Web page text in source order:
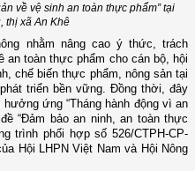
về vệ sinh an toàn thực phẩm” tại
thị xã An Khê
nhằm nâng cao ý thức, trách
an toàn thực phẩm cho cán bộ, hội
chế biến thực phẩm, nông sản tại
triển bền vững. Đồng thời, đây
ứng “Tháng hành động vì an
“Đảm bảo an ninh, an toàn thực
trình phối hợp số 526/CTPH-CP-
Hội LHPN Việt Nam và Hội Nông